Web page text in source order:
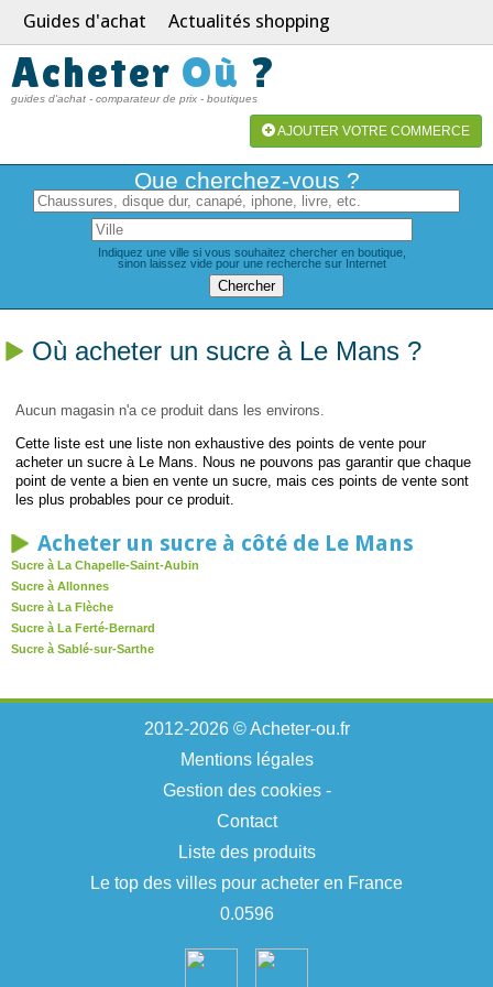
Guides d'achat Actualités shopping
Acheter Où ?
guides d'achat - comparateur de prix - boutiques
AJOUTER VOTRE COMMERCE
Que cherchez-vous ?
Indiquez une ville si vous souhaitez chercher en boutique,
sinon laissez vide pour une recherche sur Internet
Où acheter un sucre à Le Mans ?
Aucun magasin n'a ce produit dans les environs.
Cette liste est une liste non exhaustive des points de vente pour
acheter un sucre à Le Mans. Nous ne pouvons pas garantir que chaque
point de vente a bien en vente un sucre, mais ces points de vente sont
les plus probables pour ce produit.
Acheter un sucre à côté de Le Mans
Sucre à La Chapelle-Saint-Aubin
Sucre à Allonnes
Sucre à La Flèche
Sucre à La Ferté-Bernard
Sucre à Sablé-sur-Sarthe
2012-2026 © Acheter-ou.fr
Mentions légales
Gestion des cookies-
Contact
Liste des produits
Le top des villes pour acheter en France
0.0596